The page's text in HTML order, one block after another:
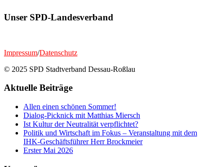
Unser SPD-Landesverband
Impressum/Datenschutz
© 2025 SPD Stadtverband Dessau-Roßlau
Aktuelle Beiträge
Allen einen schönen Sommer!
Dialog-Picknick mit Matthias Miersch
Ist Kultur der Neutralität verpflichtet?
Politik und Wirtschaft im Fokus – Veranstaltung mit dem
IHK-Geschäftsführer Herr Brockmeier
Erster Mai 2026